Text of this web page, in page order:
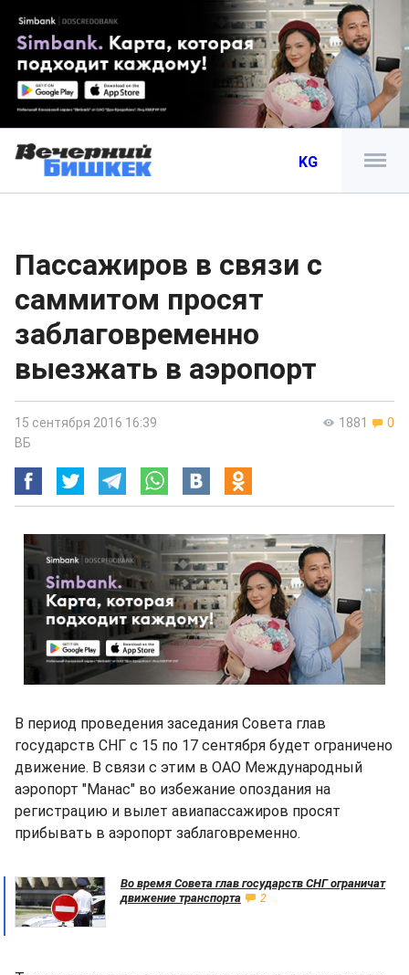
KG
Пассажиров в связи с
саммитом просят
заблаговременно
выезжать в аэропорт
1881 0
15 сентября 2016 16:39
ВБ
В период проведения заседания Совета глав
государств СНГ с 15 по 17 сентября будет ограничено
движение. В связи с этим в ОАО Международный
аэропорт "Манас" во избежание опоздания на
регистрацию и вылет авиапассажиров просят
прибывать в аэропорт заблаговременно.
Во время Совета глав государств СНГ ограничат
движение транспорта
2